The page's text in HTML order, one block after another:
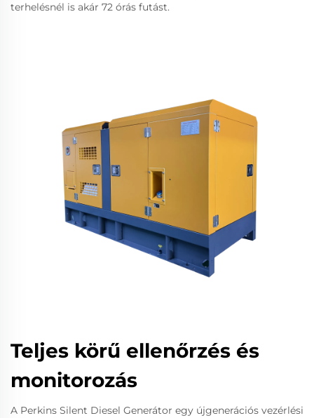
terhelésnél is akár 72 órás futást.
Teljes körű ellenőrzés és
monitorozás
A Perkins Silent Diesel Generátor egy újgenerációs vezérlési